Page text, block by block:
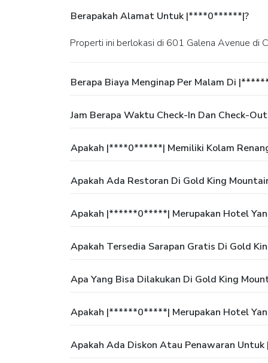
Berapakah Alamat Untuk |****0******|?
Properti ini berlokasi di 601 Galena Avenue di
Berapa Biaya Menginap Per Malam Di
Jam Berapa Waktu Check-In Dan Check-
Apakah |****0******| Memiliki Kolam
Apakah Ada Restoran Di Gold King
Apakah |******0*****| Merupakan Hotel
Apakah Tersedia Sarapan Gratis Di Gold
Apa Yang Bisa Dilakukan Di Gold King
Apakah |******0*****| Merupakan Hotel
Apakah Ada Diskon Atau Penawaran